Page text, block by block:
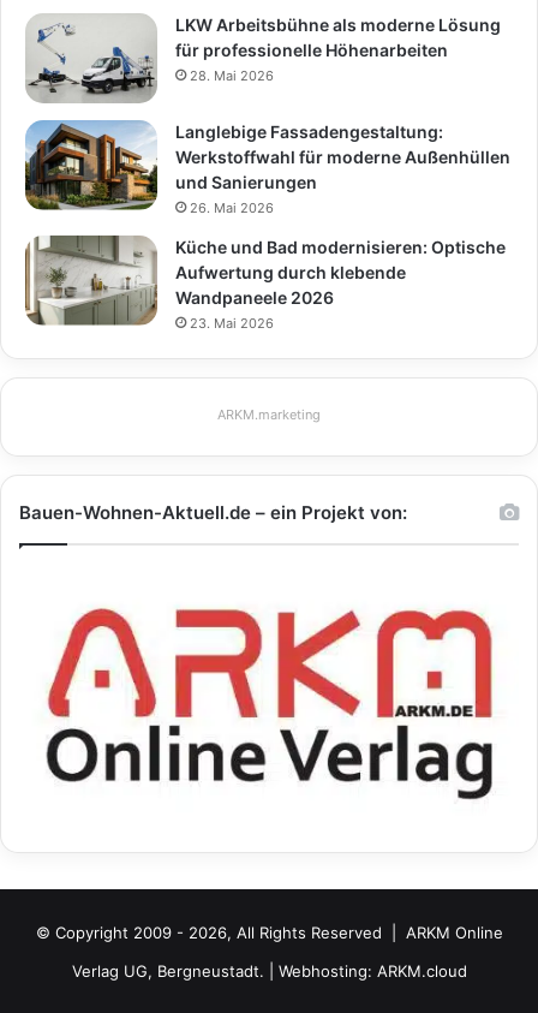
LKW Arbeitsbühne als moderne Lösung
für professionelle Höhenarbeiten
28. Mai 2026
Langlebige Fassadengestaltung:
Werkstoffwahl für moderne Außenhüllen
und Sanierungen
26. Mai 2026
Küche und Bad modernisieren: Optische
Aufwertung durch klebende
Wandpaneele 2026
23. Mai 2026
ARKM.marketing
Bauen-Wohnen-Aktuell.de – ein Projekt von:
© Copyright 2009 - 2026, All Rights Reserved | ARKM Online
Verlag UG, Bergneustadt. | Webhosting: ARKM.cloud